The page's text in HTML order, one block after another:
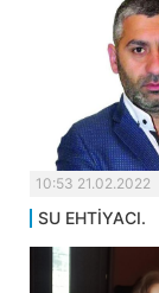
10:53 21.02.2022
SU EHTİYACI.